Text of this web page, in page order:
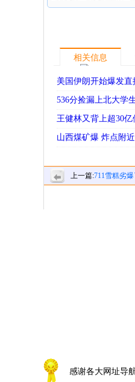
相关信息
美国伊朗开始爆发
536分捡漏上北大学
王健林又背上超30
山西煤矿爆 炸点附
上一篇:711雪糕劣
感谢各大网址导